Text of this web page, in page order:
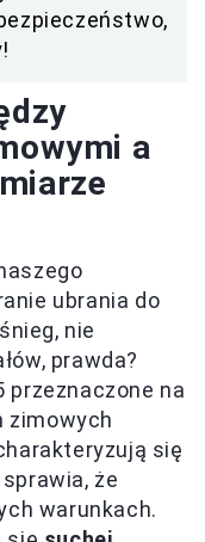
a
ubrania do
nie
prawda?
przeznaczone na
zimowych
się
że
warunkach.